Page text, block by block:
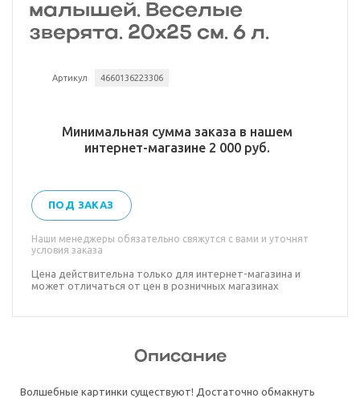
малышей. Веселые
зверята. 20х25 см. 6 л.
Артикул 4660136223306
Минимальная сумма заказа в нашем
интернет-магазине 2 000 руб.
ПОД ЗАКАЗ
Наши менеджеры обязательно свяжутся с вами и уточнят
условия заказа
Цена действительна только для интернет-магазина и
может отличаться от цен в розничных магазинах
Описание
Волшебные картинки существуют! Достаточно обмакнуть